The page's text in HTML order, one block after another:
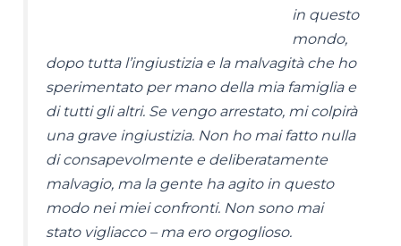
in questo
mondo,
dopo tutta l’ingiustizia e la malvagità che ho
sperimentato per mano della mia famiglia e
di tutti gli altri. Se vengo arrestato, mi colpirà
una grave ingiustizia. Non ho mai fatto nulla
di consapevolmente e deliberatamente
malvagio, ma la gente ha agito in questo
modo nei miei confronti. Non sono mai
stato vigliacco – ma ero orgoglioso.